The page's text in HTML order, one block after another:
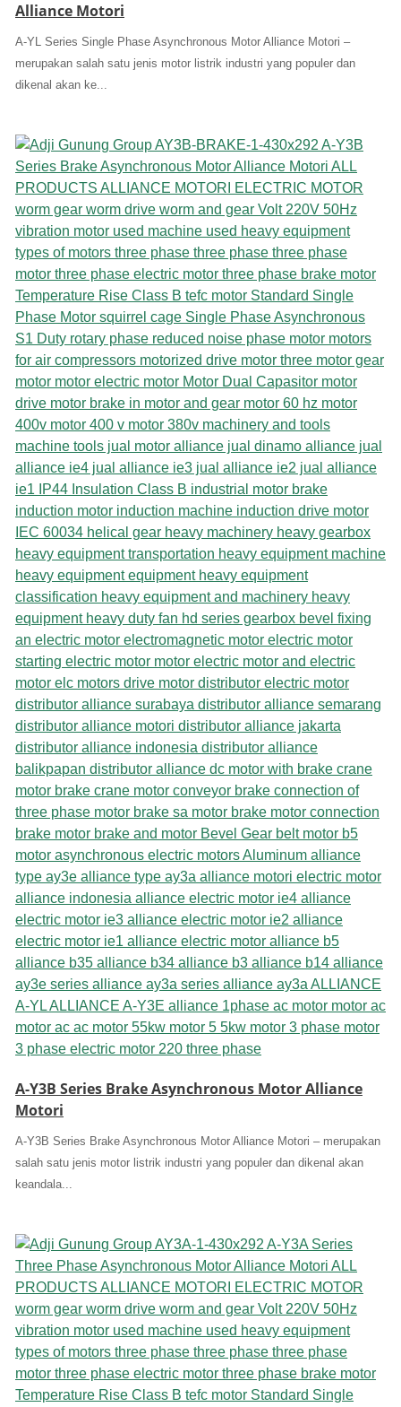
Alliance Motori
A-YL Series Single Phase Asynchronous Motor Alliance Motori –
merupakan salah satu jenis motor listrik industri yang populer dan
dikenal akan ke...
A-Y3B Series Brake Asynchronous Motor Alliance
Motori
A-Y3B Series Brake Asynchronous Motor Alliance Motori – merupakan
salah satu jenis motor listrik industri yang populer dan dikenal akan
keandala...